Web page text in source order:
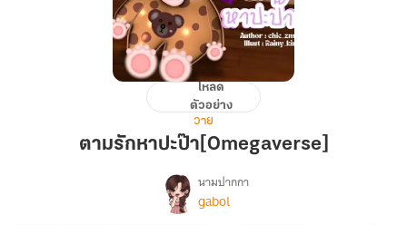
หา
ป๊า[Omegaverse]
โหลด
ตัวอย่าง
วาย
ตามรักหาปะป๊า[Omegaverse]
เรื่อง
นามปากกา
gabol